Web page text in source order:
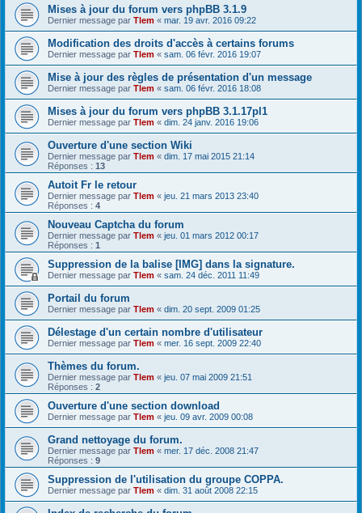
Mises à jour du forum vers phpBB 3.1.9
Dernier message par Tlem « mar. 19 avr. 2016 09:22
Modification des droits d'accès à certains forums
Dernier message par Tlem « sam. 06 févr. 2016 19:07
Mise à jour des règles de présentation d'un message
Dernier message par Tlem « sam. 06 févr. 2016 18:08
Mises à jour du forum vers phpBB 3.1.17pl1
Dernier message par Tlem « dim. 24 janv. 2016 19:06
Ouverture d'une section Wiki
Dernier message par Tlem « dim. 17 mai 2015 21:14
Réponses : 13
Autoit Fr le retour
Dernier message par Tlem « jeu. 21 mars 2013 23:40
Réponses : 4
Nouveau Captcha du forum
Dernier message par Tlem « jeu. 01 mars 2012 00:17
Réponses : 1
Suppression de la balise [IMG] dans la signature.
Dernier message par Tlem « sam. 24 déc. 2011 11:49
Portail du forum
Dernier message par Tlem « dim. 20 sept. 2009 01:25
Délestage d'un certain nombre d'utilisateur
Dernier message par Tlem « mer. 16 sept. 2009 22:40
Thèmes du forum.
Dernier message par Tlem « jeu. 07 mai 2009 21:51
Réponses : 2
Ouverture d'une section download
Dernier message par Tlem « jeu. 09 avr. 2009 00:08
Grand nettoyage du forum.
Dernier message par Tlem « mer. 17 déc. 2008 21:47
Réponses : 9
Suppression de l'utilisation du groupe COPPA.
Dernier message par Tlem « dim. 31 août 2008 22:15